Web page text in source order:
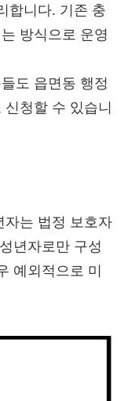
합니다. 기존 충
방식으로 운영
도 읍면동 행정
청할 수 있습니
자는 법정 보호자
년자로만 구성
예외적으로 미